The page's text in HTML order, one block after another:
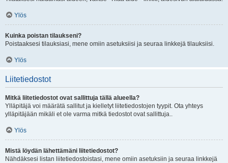
Ylös
Kuinka poistan tilaukseni?
Poistaaksesi tilauksiasi, mene omiin asetuksiisi ja seuraa linkkejä tilauksiisi.
Ylös
Liitetiedostot
Mitkä liitetiedostot ovat sallittuja tällä alueella?
Ylläpitäjä voi määrätä sallitut ja kielletyt liitetiedostojen tyypit. Ota yhteys
ylläpitäjään mikäli et ole varma mitkä tiedostot ovat sallittuja..
Ylös
Mistä löydän lähettämäni liitetiedostot?
Nähdäksesi listan liitetiedostoistasi, mene omiin asetuksiin ja seuraa linkkejä